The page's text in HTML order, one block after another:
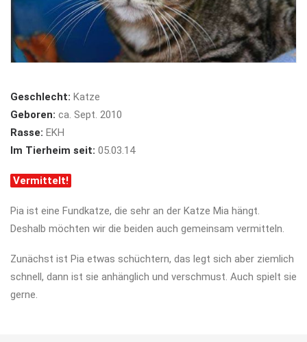
Geschlecht: Katze
Geboren: ca. Sept. 2010
Rasse: EKH
Im Tierheim seit: 05.03.14
Vermittelt!
Pia ist eine Fundkatze, die sehr an der Katze Mia hängt.
Deshalb möchten wir die beiden auch gemeinsam vermitteln.
Zunächst ist Pia etwas schüchtern, das legt sich aber ziemlich
schnell, dann ist sie anhänglich und verschmust. Auch spielt sie
gerne.